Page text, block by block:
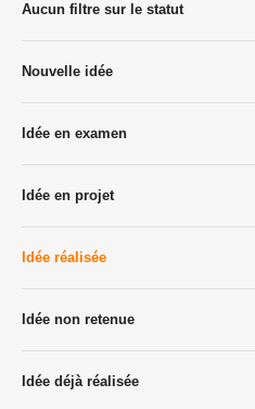
Aucun filtre sur le statut
Nouvelle idée
Idée en examen
Idée en projet
Idée réalisée
Idée non retenue
Idée déjà réalisée